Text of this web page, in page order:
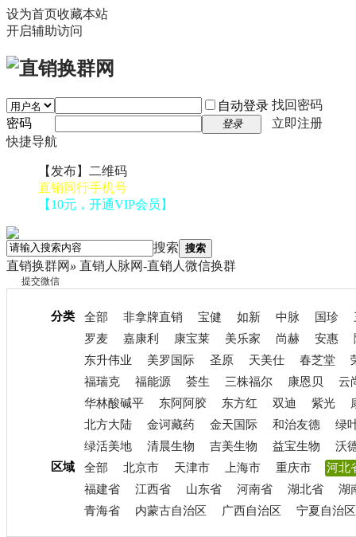
设为首页收藏本站
开启辅助访问
自动登录 找回密码
密码
登录
立即注册
快捷导航
【发布】二维码
直销同行手机号
【10元，开通VIP会员】
搜索 搜索
直销换群网 » 直销人脉网-直销人微信换群
提交微信
分类 全部 非拿牌直销 宝健 如新 中脉 国珍
罗麦
嘉康利 康宝莱 美乐家 尚赫 安惠
东升伟业
美罗国际 圣原 天美仕 春芝堂
福瑞克
福能源 荟生 三株福尔 康恩贝
云
华林酸碱平
东阿阿胶 东方红 双迪 紫光
北方大陆
金诃藏药 金天国际 和治友德
绿
绿活美地
清晨生物 吉美生物 益宝生物
沃
区域
全部 北京市 天津市 上海市 重庆市
河北
福建省
江西省 山东省 河南省 湖北省
湖
青海省
内蒙古自治区 广西自治区 宁夏自治区